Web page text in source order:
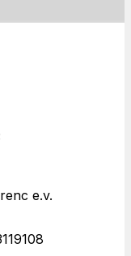
e.v.